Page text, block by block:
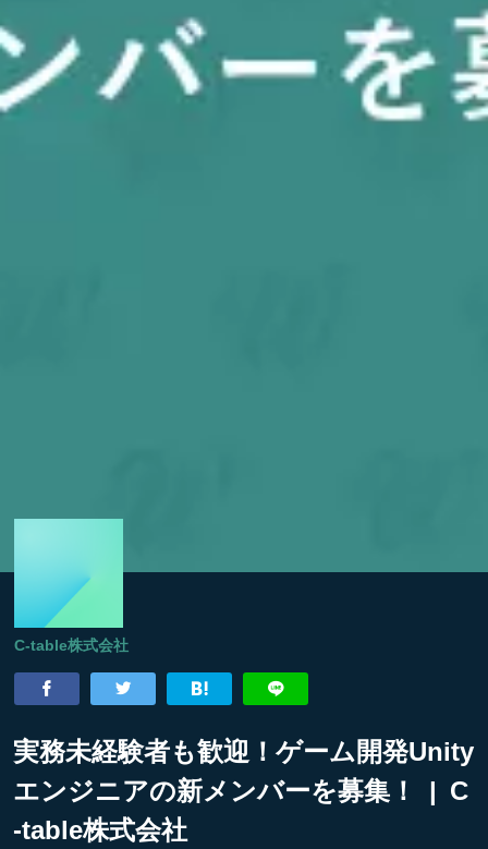
C-table株式会社
実務未経験者も歓迎！ゲーム開発Unity
エンジニアの新メンバーを募集！ | C
-table株式会社